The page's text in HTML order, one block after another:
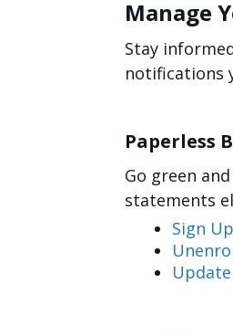
Manage
Stay
notifications
Paperless
Go green
statements
Sign Up